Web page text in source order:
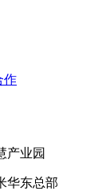
作
产业园
华东总部